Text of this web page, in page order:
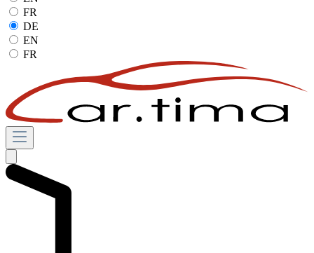
FR
DE
EN
FR